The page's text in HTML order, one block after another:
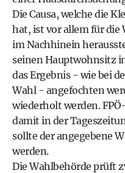
Die Causa, welche die
hat, ist vor allem für die
im Nachhinein
seinen Hauptwohnsitz
das Ergebnis - wie bei
Wahl - angefochten
wiederholt werden.
damit in der
sollte der angegebene
werden.
Die Wahlbehörde prüft